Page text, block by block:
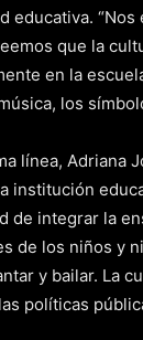
educativa.
que la
en la
los
línea, Adriana
institución
de integrar la
de los niños y
y bailar. La
políticas